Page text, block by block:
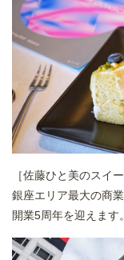
［佐藤ひと美のスイ
銀座エリア最大の商
開業5周年を迎えます。